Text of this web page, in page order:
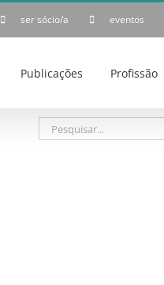
ser sócio/a eventos
Publicações Profissão
Pesquisar